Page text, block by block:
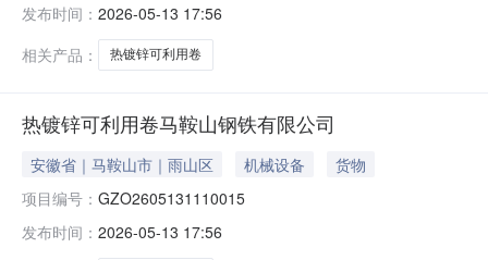
发布时间： 2026-05-13 17:56
相关产品：
热镀锌可利用卷
热镀锌可利用卷马鞍山钢铁有限公司
安徽省｜马鞍山市｜雨山区 机械设备
货物
项目编号： GZO2605131110015
发布时间： 2026-05-13 17:56